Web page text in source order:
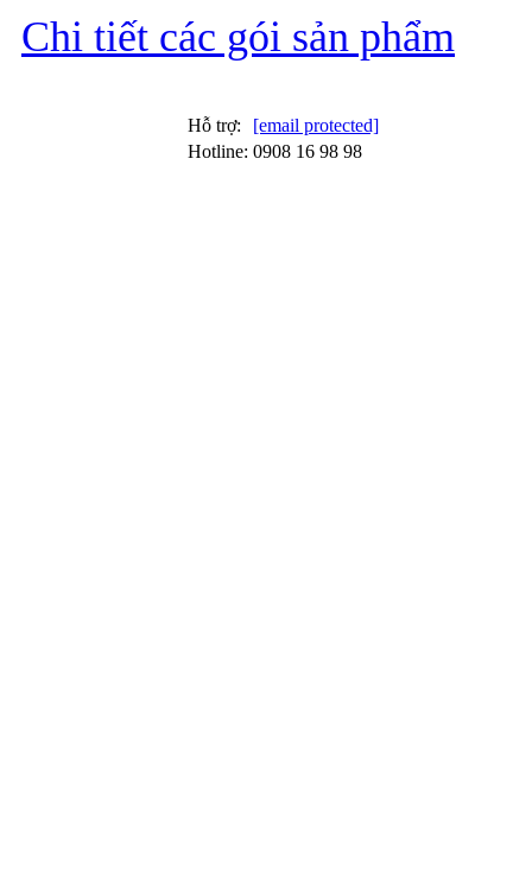
Chi tiết các gói sản phẩm
Hỗ trợ:
[email protected]
Hotline: 0908 16 98 98